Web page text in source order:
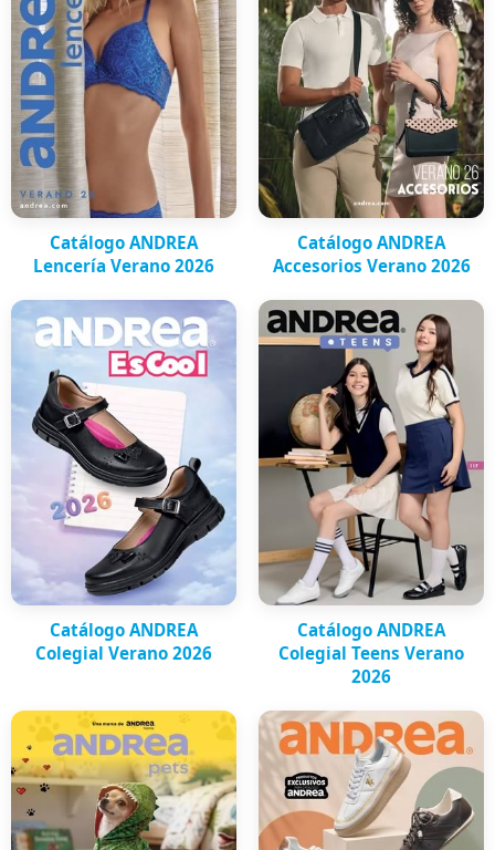
Catálogo ANDREA
Lencería Verano 2026
Catálogo ANDREA
Accesorios Verano 2026
Catálogo ANDREA
Colegial Verano 2026
Catálogo ANDREA
Colegial Teens Verano
2026